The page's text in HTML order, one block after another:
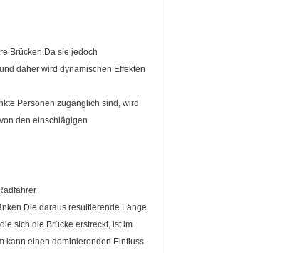
Brücken.Da sie jedoch
daher wird dynamischen Effekten
Personen zugänglich sind, wird
den einschlägigen
daraus resultierende Länge
sich die Brücke erstreckt, ist im
kann einen dominierenden Einfluss